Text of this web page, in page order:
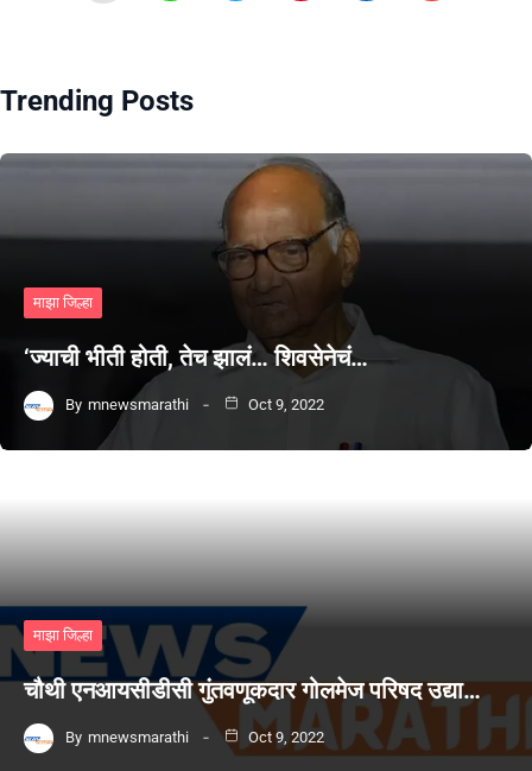
Trending Posts
माझा जिल्हा
‘ज्याची भीती होती, तेच झालं… शिवसेनेचं…
By mnewsmarathi Oct 9, 2022
माझा जिल्हा
चौथी एनआयसीडीसी गुंतवणूकदार गोलमेज परिषद उद्या…
By mnewsmarathi Oct 9, 2022